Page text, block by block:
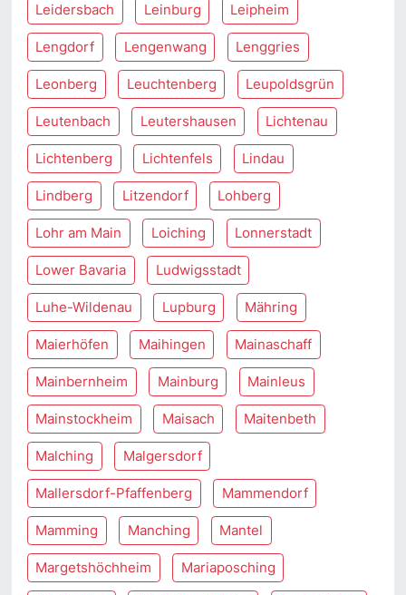
Leidersbach Leinburg Leipheim
Lengdorf Lengenwang Lenggries
Leonberg Leuchtenberg Leupoldsgrün
Leutenbach Leutershausen Lichtenau
Lichtenberg Lichtenfels Lindau
Lindberg Litzendorf Lohberg
Lohr am Main Loiching Lonnerstadt
Lower Bavaria Ludwigsstadt
Luhe-Wildenau Lupburg Mähring
Maierhöfen Maihingen Mainaschaff
Mainbernheim Mainburg Mainleus
Mainstockheim Maisach Maitenbeth
Malching Malgersdorf
Mallersdorf-Pfaffenberg Mammendorf
Mamming Manching Mantel
Margetshöchheim Mariaposching